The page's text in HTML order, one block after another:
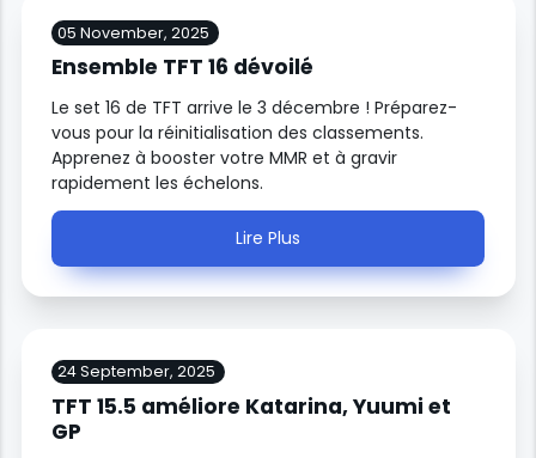
05 November, 2025
Ensemble TFT 16 dévoilé
Le set 16 de TFT arrive le 3 décembre ! Préparez-
vous pour la réinitialisation des classements.
Apprenez à booster votre MMR et à gravir
rapidement les échelons.
Lire Plus
24 September, 2025
TFT 15.5 améliore Katarina, Yuumi et
GP